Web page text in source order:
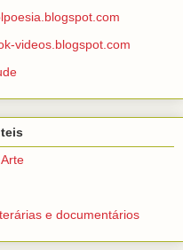
videos.blogspot.com
e documentários